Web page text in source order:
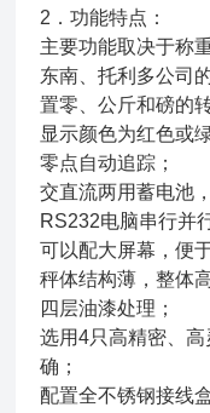
2．功能特点：
主要功能取决于称
东南、托利多公司
置零、公斤和磅的
显示颜色为红色或
零点自动追踪；
交直流两用蓄电池
RS232电脑串行并
可以配大屏幕，便
秤体结构薄，整体
四层油漆处理；
选用4只高精密、
确；
配置全不锈钢接线